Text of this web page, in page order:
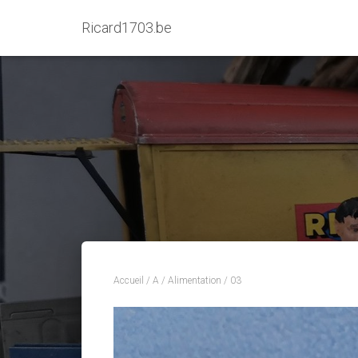
Ricard1703.be
Accueil / A / Alimentation / 03